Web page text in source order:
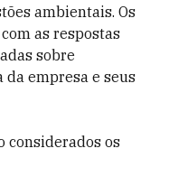
ambientais. Os
as respostas
sobre
da empresa e seus
considerados os